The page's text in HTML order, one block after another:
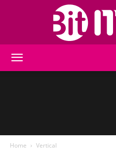
Home Vertical